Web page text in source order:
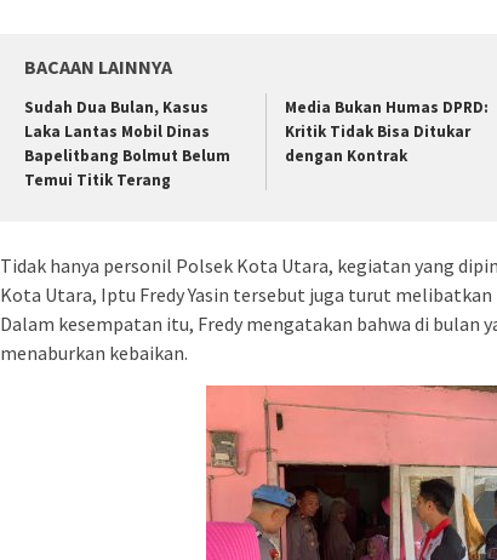
BACAAN LAINNYA
Sudah Dua Bulan, Kasus
Laka Lantas Mobil Dinas
Bapelitbang Bolmut Belum
Temui Titik Terang
Media Bukan Humas DPRD:
Kritik Tidak Bisa Ditukar
dengan Kontrak
Tidak hanya personil Polsek Kota Utara, kegiatan yang
Kota Utara, Iptu Fredy Yasin tersebut juga turut
Dalam kesempatan itu, Fredy mengatakan bahwa di bulan
menaburkan kebaikan.